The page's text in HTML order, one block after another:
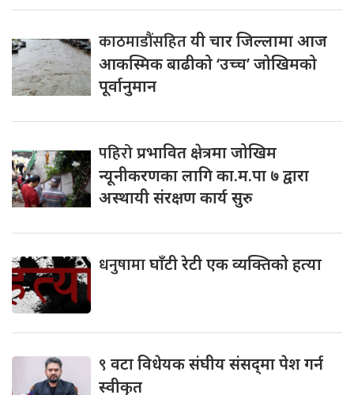
काठमाडौंसहितयी चार जिल्लामा आज
आकस्मिक बाढीको ‘उच्च’ जोखिमको
पूर्वानुमान
पहिरोप्रभावित क्षेत्रमा जोखिम
न्यूनीकरणका लागि का.म.पा ७ द्वारा
अस्थायी संरक्षण कार्य सुरु
धनुषामाघाँटी रेटी एक व्यक्तिको हत्या
९ वटा विधेयक संघीय संसद्‌मा पेश गर्न
स्वीकृत